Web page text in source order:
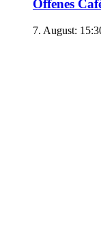
Offenes
7. August: